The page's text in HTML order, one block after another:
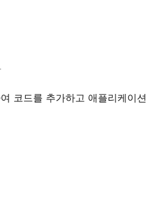
코드를 추가하고 애플리케이션